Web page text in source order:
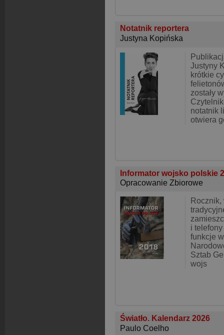
Notatnik reportera
Justyna Kopińska
Justyny
krótkie
zostały
notatnik
otwiera
Informator wojsko polskie
Opracowanie Zbiorowe
Rocznik,
i
funkcje
Sztab
wojs
Światło. Kalendarz 2026
Paulo Coelho